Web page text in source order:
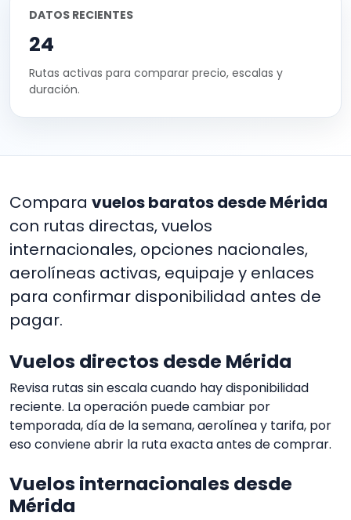
DATOS RECIENTES
24
Rutas activas para comparar precio, escalas y
duración.
Compara vuelos baratos desde Mérida
con rutas directas, vuelos
internacionales, opciones nacionales,
aerolíneas activas, equipaje y enlaces
para confirmar disponibilidad antes de
pagar.
Vuelos directos desde Mérida
Revisa rutas sin escala cuando hay disponibilidad
reciente. La operación puede cambiar por
temporada, día de la semana, aerolínea y tarifa, por
eso conviene abrir la ruta exacta antes de comprar.
Vuelos internacionales desde
Mérida